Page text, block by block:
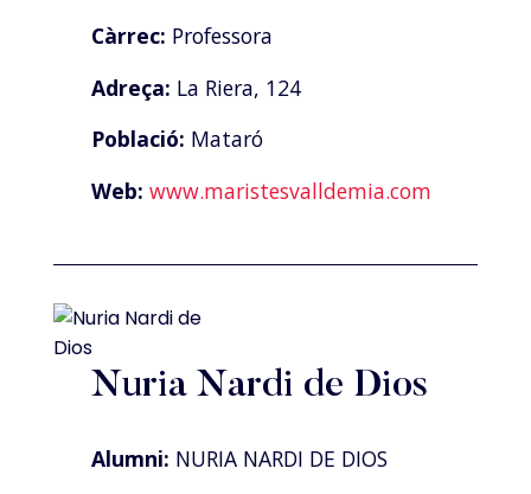
Càrrec: Professora
Adreça: La Riera, 124
Població: Mataró
Web: www.maristesvalldemia.com
Nuria Nardi de Dios
Alumni: NURIA NARDI DE DIOS